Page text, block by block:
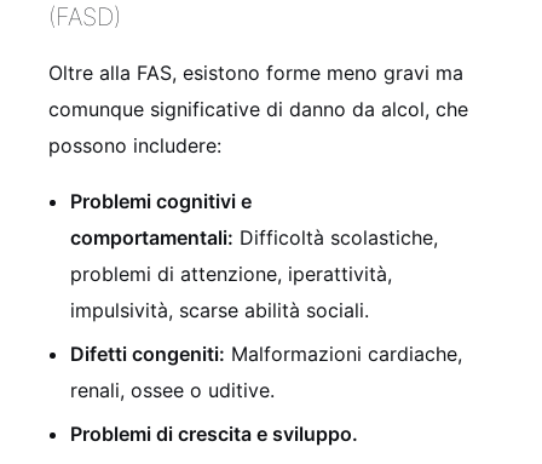
(FASD)
Oltre alla FAS, esistono forme meno gravi ma
comunque significative di danno da alcol, che
possono includere:
Problemi cognitivi e
comportamentali: Difficoltà scolastiche,
problemi di attenzione, iperattività,
impulsività, scarse abilità sociali.
Difetti congeniti: Malformazioni cardiache,
renali, ossee o uditive.
Problemi di crescita e sviluppo.